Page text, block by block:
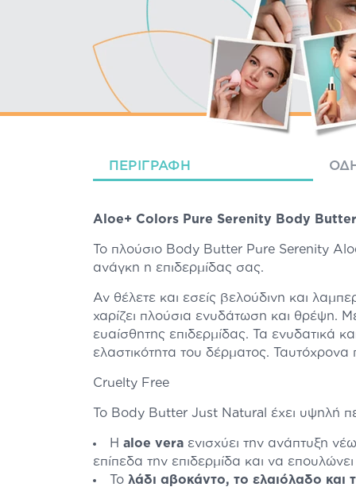
ΠΕΡΙΓΡΑΦΉ
Aloe+ Colors Pure Serenity Body
Το πλούσιο Body Butter Pure Serenity
ανάγκη η επιδερμίδας σας.
Αν θέλετε και εσείς βελούδινη και
χαρίζει πλούσια ενυδάτωση και θρέψη.
ευαίσθητης επιδερμίδας. Τα ενυδατικά
ελαστικότητα του δέρματος.
Cruelty Free
Το Body Butter Just Natural έχει υψηλή
Η aloe vera ενισχύει την ανάπτυξη
επίπεδα την επιδερμίδα και να
Το λάδι αβοκάντο, το ελαιόλαδο και